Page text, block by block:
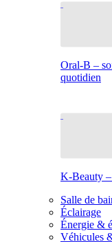
Oral-B –
quotidien
K-Beauty –
Salle de
Éclairage
Énergie &
Véhicules